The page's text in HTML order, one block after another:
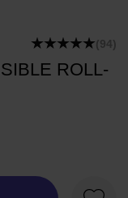
(94)
ROLL-